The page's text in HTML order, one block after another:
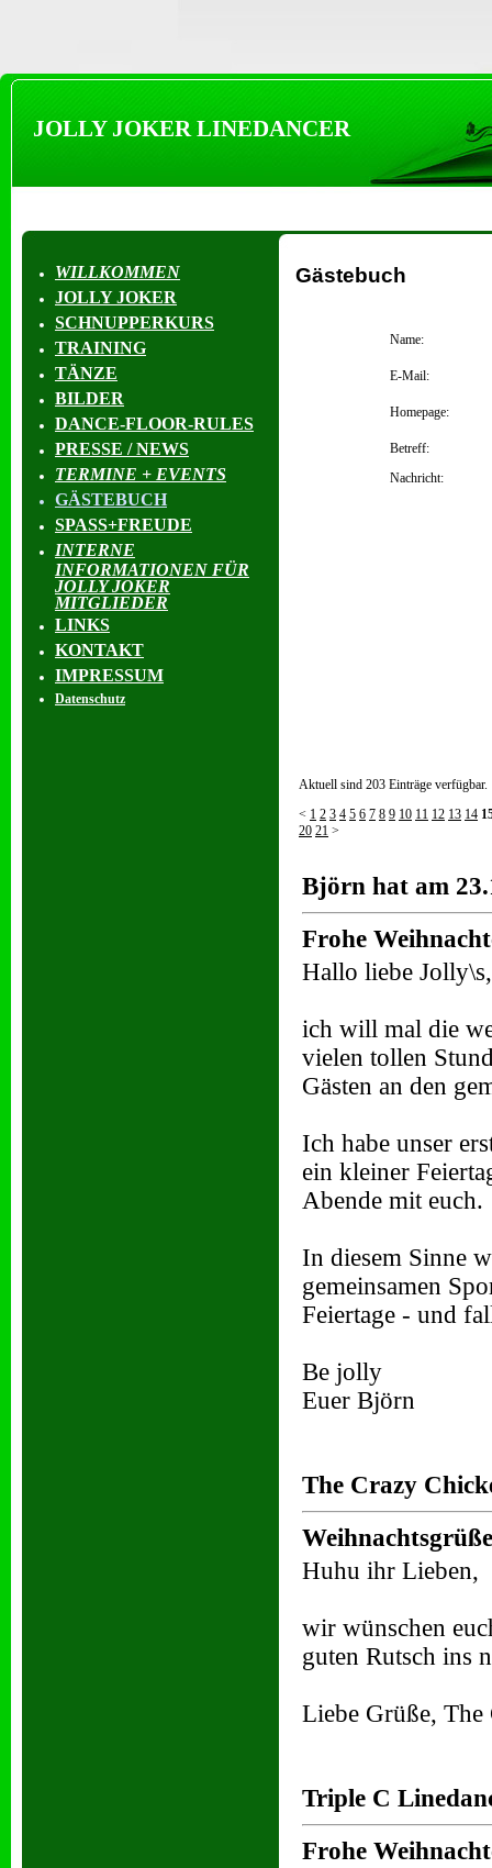
JOLLY JOKER LINEDANCER
WILLKOMMEN
JOLLY JOKER
SCHNUPPERKURS
TRAINING
TÄNZE
BILDER
DANCE-FLOOR-RULES
PRESSE / NEWS
TERMINE + EVENTS
GÄSTEBUCH
SPASS+FREUDE
INTERNE
INFORMATIONEN FÜR
JOLLY JOKER
MITGLIEDER
LINKS
KONTAKT
IMPRESSUM
Datenschutz
Gästebuch
Name:
E-Mail:
Homepage:
Betreff:
Nachricht:
Aktuell sind 203 Einträge verfügbar.
< 1 2 3 4 5 6 7 8 9 10 11 12 13 14
20 21 >
Björn hat am
Frohe
Hallo liebe Jolly\s,
ich will mal die
vielen tollen
Gästen an den
Ich habe unser
ein kleiner
Abende mit euch.
In diesem Sinne
gemeinsamen
Feiertage - und
Be jolly
Euer Björn
The Crazy
Weihnachtsgrüße
Huhu ihr Lieben,
wir wünschen
guten Rutsch ins
Liebe Grüße,
Triple C
Frohe